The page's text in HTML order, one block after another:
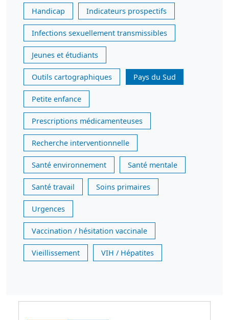
Handicap Indicateurs prospectifs
Infections sexuellement transmissibles
Jeunes et étudiants
Outils cartographiques Pays du Sud
Petite enfance
Prescriptions médicamenteuses
Recherche interventionnelle
Santé environnement Santé mentale
Santé travail Soins primaires
Urgences
Vaccination / hésitation vaccinale
Vieillissement VIH / Hépatites